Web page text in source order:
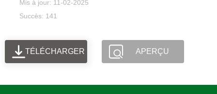
Mis à jour: 11-02-2025
Succès: 141
TÉLÉCHARGER APERÇU